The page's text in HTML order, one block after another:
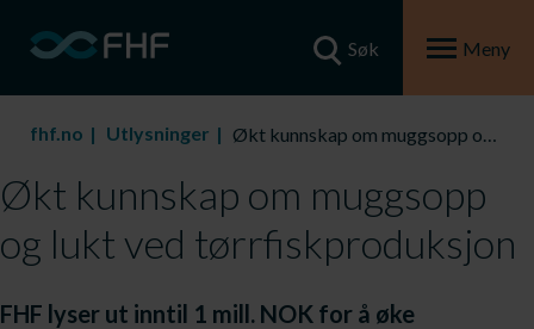
Søk Meny
fhf.no Utlysninger Økt kunnskap om muggsopp og lukt ved tørrfiskproduksjon
Økt kunnskap om muggsopp
og lukt ved tørrfiskproduksjon
FHF lyser ut inntil 1 mill. NOK for å øke